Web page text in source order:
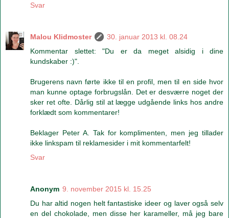
Svar
Malou Klidmoster
30. januar 2013 kl. 08.24
Kommentar slettet: "Du er da meget alsidig i dine
kundskaber :)".
Brugerens navn førte ikke til en profil, men til en side hvor
man kunne optage forbrugslån. Det er desværre noget der
sker ret ofte. Dårlig stil at lægge udgående links hos andre
forklædt som kommentarer!
Beklager Peter A. Tak for komplimenten, men jeg tillader
ikke linkspam til reklamesider i mit kommentarfelt!
Svar
Anonym 9. november 2015 kl. 15.25
Du har altid nogen helt fantastiske ideer og laver også selv
en del chokolade, men disse her karameller, må jeg bare